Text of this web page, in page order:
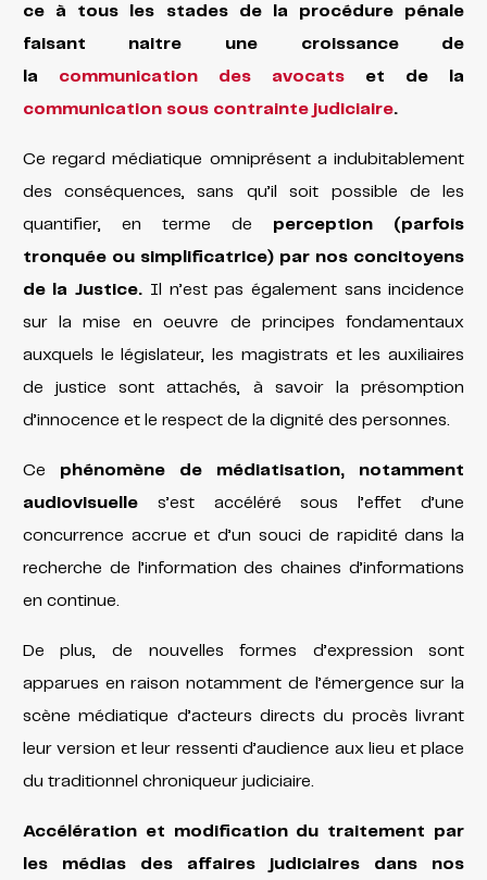
ce à tous les stades de la procédure pénale
faisant naitre une croissance de
la communicationdes avocats et de la
communication sous contrainte judiciaire.
Ce regard médiatique omniprésent a indubitablement
des conséquences, sans qu’il soit possible de les
quantifier, en terme de perception (parfois
tronquée ou simplificatrice) par nos concitoyens
de la Justice. Il n’est pas également sans incidence
sur la mise en oeuvre de principes fondamentaux
auxquels le législateur, les magistrats et les auxiliaires
de justice sont attachés, à savoir la présomption
d’innocence et le respect de la dignité des personnes.
Ce phénomène de médiatisation, notamment
audiovisuelles’est accéléré sous l’effet d’une
concurrence accrue et d’un souci de rapidité dans la
recherche de l’information des chaines d’informations
en continue.
De plus, de nouvelles formes d’expression sont
apparues en raison notamment de l’émergence sur la
scène médiatique d’acteurs directs du procès livrant
leur version et leur ressenti d’audience aux lieu et place
du traditionnel chroniqueur judiciaire.
Accélération et modification du traitement par
les médias des affaires judiciaires dans nos